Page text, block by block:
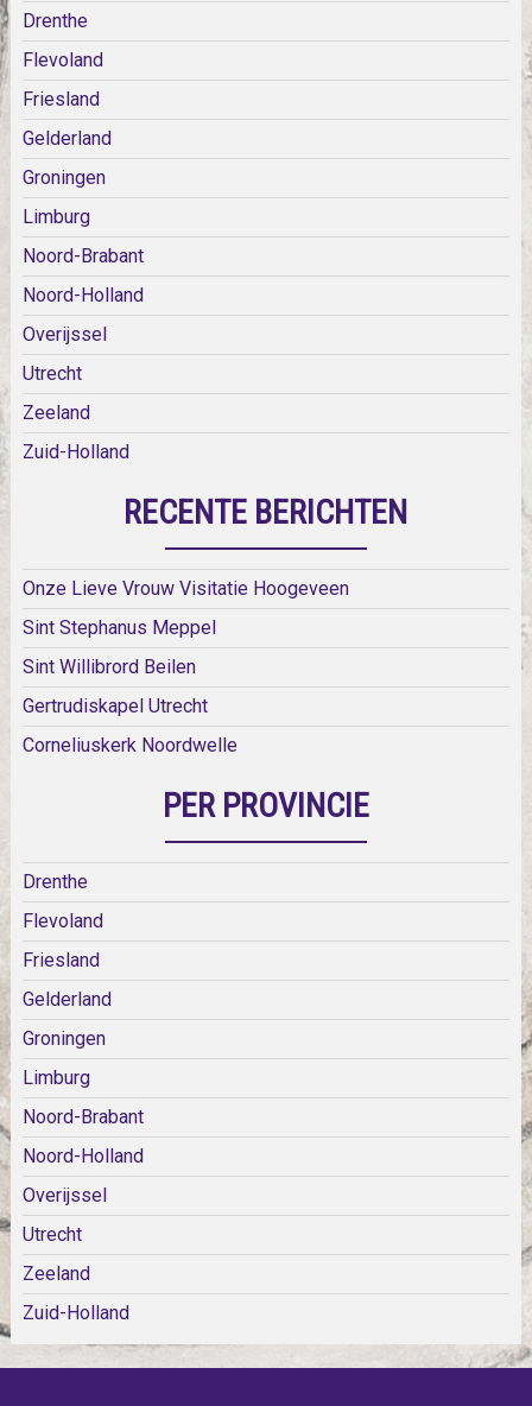
Drenthe
Flevoland
Friesland
Gelderland
Groningen
Limburg
Noord-Brabant
Noord-Holland
Overijssel
Utrecht
Zeeland
Zuid-Holland
RECENTE BERICHTEN
Onze Lieve Vrouw Visitatie Hoogeveen
Sint Stephanus Meppel
Sint Willibrord Beilen
Gertrudiskapel Utrecht
Corneliuskerk Noordwelle
PER PROVINCIE
Drenthe
Flevoland
Friesland
Gelderland
Groningen
Limburg
Noord-Brabant
Noord-Holland
Overijssel
Utrecht
Zeeland
Zuid-Holland